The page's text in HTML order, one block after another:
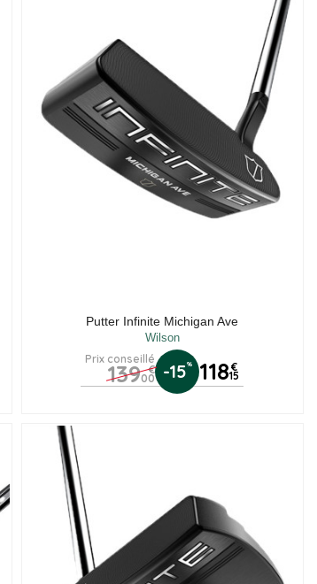
Putter Infinite Michigan Ave
Wilson
Prix conseillé
139 €
00 -15% 118€
15